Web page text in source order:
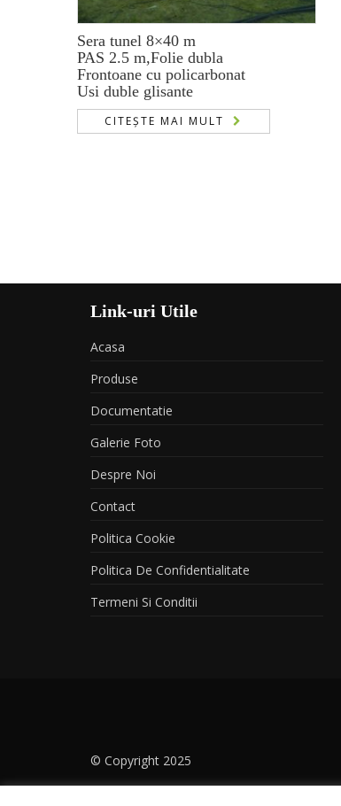
Sera tunel 8×40 m
PAS 2.5 m,Folie dubla
Frontoane cu policarbonat
Usi duble glisante
CITEȘTE MAI MULT
Link-uri Utile
Acasa
Produse
Documentatie
Galerie Foto
Despre Noi
Contact
Politica Cookie
Politica De Confidentialitate
Termeni Si Conditii
© Copyright 2025